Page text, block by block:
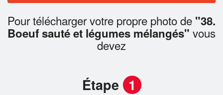
Français
Pour télécharger votre propre photo de "38.
Boeuf sauté et légumes mélangés" vous
devez
Étape 1